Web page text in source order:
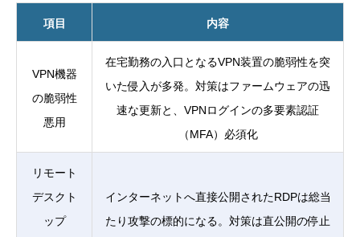
項目 内容
VPN機器
の脆弱性
悪用
在宅勤務の入口となるVPN装置の脆弱性を突
いた侵入が多発。対策はファームウェアの迅
速な更新と、VPNログインの多要素認証
（MFA）必須化
リモート
デスクト
ップ
インターネットへ直接公開されたRDPは総当
たり攻撃の標的になる。対策は直公開の停止